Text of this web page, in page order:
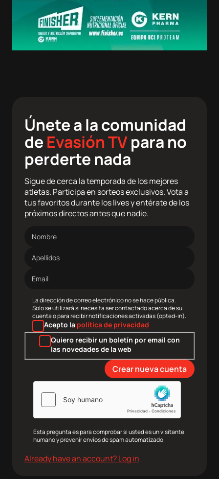
Únete a la comunidad
de Evasión TVpara no
perderte nada
Sigue de cerca la temporada de los mejores
atletas. Participa en sorteos exclusivos. Vota a
tus favoritos durante los lives y entérate de los
próximos directos antes que nadie.
de
electrónico
La dirección de correo electrónico no se hace pública.
Solo se utilizará si necesita ser contactado acerca de su
cuenta o para recibir notificaciones activadas (opted-in).
Acepto la política de privacidad
Quiero recibir un boletín por email con
las novedades de la web
Esta pregunta es para comprobar si usted es un visitante
humano y prevenir envíos de spam automatizado.
Already have an account? Log in
RRSS